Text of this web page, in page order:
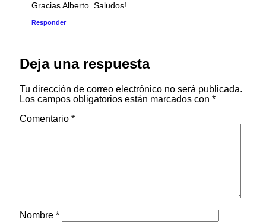
Gracias Alberto. Saludos!
Responder
Deja una respuesta
Tu dirección de correo electrónico no será publicada.
Los campos obligatorios están marcados con *
Comentario *
Nombre *